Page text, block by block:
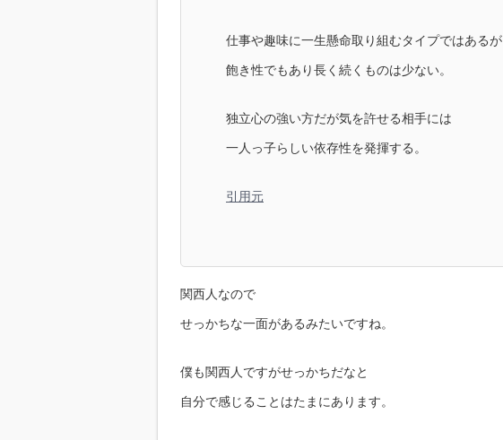
仕事や趣味に一生懸命取り組むタイプではあるが
飽き性でもあり長く続くものは少ない。
独立心の強い方だが気を許せる相手には
一人っ子らしい依存性を発揮する。
引用元
関西人なので
せっかちな一面があるみたいですね。
僕も関西人ですがせっかちだなと
自分で感じることはたまにあります。